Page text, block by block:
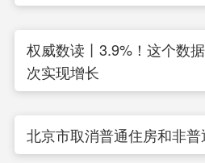
权威数读丨3.9%！这个数
次实现增长
北京市取消普通住房和非